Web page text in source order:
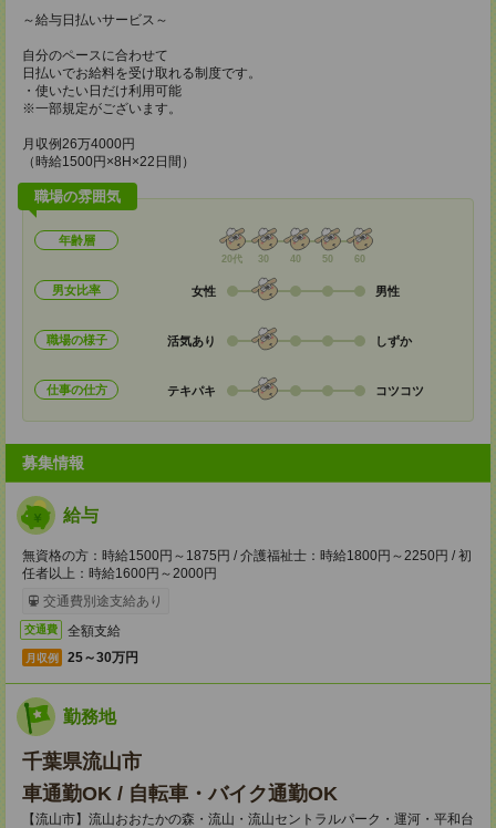
～給与日払いサービス～
自分のペースに合わせて
日払いでお給料を受け取れる制度です。
・使いたい日だけ利用可能
※一部規定がございます。
月収例26万4000円
（時給1500円×8H×22日間）
職場の雰囲気
年齢層
20代 30 40 50 60
男女比率 女性 男性
職場の様子 活気あり しずか
仕事の仕方 テキパキ コツコツ
募集情報
給与
無資格の方：時給1500円～1875円 / 介護福祉士：時給1800円～2250円 / 初
任者以上：時給1600円～2000円
交通費別途支給あり
交通費 全額支給
月収例 25～30万円
勤務地
千葉県流山市
車通勤OK / 自転車・バイク通勤OK
【流山市】流山おおたかの森・流山・流山セントラルパーク・運河・平和台